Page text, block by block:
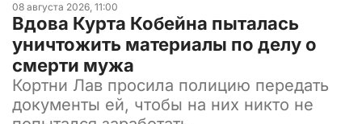
08 августа 2026, 11:00
Вдова Курта Кобейна пыталась
уничтожить материалы по делу о
смерти мужа
Кортни Лав просила полицию передать
документы ей, чтобы на них никто не